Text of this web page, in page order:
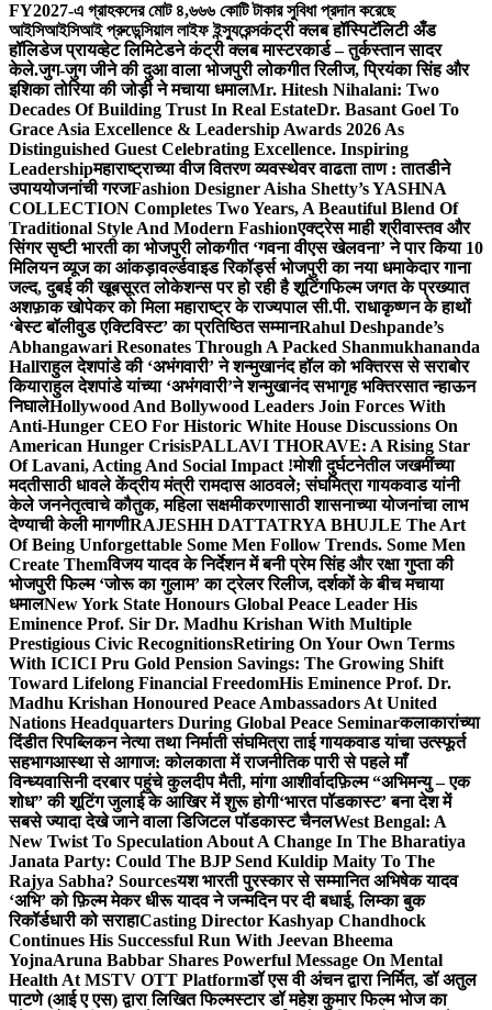
FY2027-এ গ্রাহকদের মোট ৪,৬৬৬ কোটি টাকার সুবিধা প্রদান করেছে
আইসিআইসিআই প্রুডেন্সিয়াল লাইফ ইন্স্যুরেন্সकंट्री क्लब हॉस्पिटॅलिटी अँड
हॉलिडेज प्रायव्हेट लिमिटेडने कंट्री क्लब मास्टरकार्ड – तुर्कस्तान सादर
केले.जुग-जुग जीने की दुआ वाला भोजपुरी लोकगीत रिलीज, प्रियंका सिंह और
इशिका तोरिया की जोड़ी ने मचाया धमालMr. Hitesh Nihalani: Two
Decades Of Building Trust In Real EstateDr. Basant Goel To
Grace Asia Excellence & Leadership Awards 2026 As
Distinguished Guest Celebrating Excellence. Inspiring
Leadershipमहाराष्ट्राच्या वीज वितरण व्यवस्थेवर वाढता ताण : तातडीने
उपाययोजनांची गरजFashion Designer Aisha Shetty’s YASHNA
COLLECTION Completes Two Years, A Beautiful Blend Of
Traditional Style And Modern Fashionएक्ट्रेस माही श्रीवास्तव और
सिंगर सृष्टी भारती का भोजपुरी लोकगीत ‘गवना वीएस खेलवना’ ने पार किया 10
मिलियन व्यूज का आंकड़ावर्ल्डवाइड रिकॉर्ड्स भोजपुरी का नया धमाकेदार गाना
जल्द, दुबई की खूबसूरत लोकेशन्स पर हो रही है शूटिंगफिल्म जगत के प्रख्यात
अशफ़ाक खोपेकर को मिला महाराष्ट्र के राज्यपाल सी.पी. राधाकृष्णन के हाथों
‘बेस्ट बॉलीवुड एक्टिविस्ट’ का प्रतिष्ठित सम्मानRahul Deshpande’s
Abhangawari Resonates Through A Packed Shanmukhananda
Hallराहुल देशपांडे की ‘अभंगवारी’ ने शन्मुखानंद हॉल को भक्तिरस से सराबोर
कियाराहुल देशपांडे यांच्या ‘अभंगवारी’ने शन्मुखानंद सभागृह भक्तिरसात न्हाऊन
निघालेHollywood And Bollywood Leaders Join Forces With
Anti-Hunger CEO For Historic White House Discussions On
American Hunger CrisisPALLAVI THORAVE: A Rising Star
Of Lavani, Acting And Social Impact !मोशी दुर्घटनेतील जखमींच्या
मदतीसाठी धावले केंद्रीय मंत्री रामदास आठवले; संघमित्रा गायकवाड यांनी
केले जननेतृत्वाचे कौतुक, महिला सक्षमीकरणासाठी शासनाच्या योजनांचा लाभ
देण्याची केली मागणीRAJESHH DATTATRYA BHUJLE The Art
Of Being Unforgettable Some Men Follow Trends. Some Men
Create Themविजय यादव के निर्देशन में बनी प्रेम सिंह और रक्षा गुप्ता की
भोजपुरी फिल्म ‘जोरू का गुलाम’ का ट्रेलर रिलीज, दर्शकों के बीच मचाया
धमालNew York State Honours Global Peace Leader His
Eminence Prof. Sir Dr. Madhu Krishan With Multiple
Prestigious Civic RecognitionsRetiring On Your Own Terms
With ICICI Pru Gold Pension Savings: The Growing Shift
Toward Lifelong Financial FreedomHis Eminence Prof. Dr.
Madhu Krishan Honoured Peace Ambassadors At United
Nations Headquarters During Global Peace Seminarकलाकारांच्या
दिंडीत रिपब्लिकन नेत्या तथा निर्माती संघमित्रा ताई गायकवाड यांचा उत्स्फूर्त
सहभागआस्था से आगाज: कोलकाता में राजनीतिक पारी से पहले माँ
विन्ध्यवासिनी दरबार पहुंचे कुलदीप मैती, मांगा आशीर्वादफ़िल्म “अभिमन्यु – एक
शोध” की शूटिंग जुलाई के आखिर में शुरू होगी‘भारत पॉडकास्ट’ बना देश में
सबसे ज्यादा देखे जाने वाला डिजिटल पॉडकास्ट चैनलWest Bengal: A
New Twist To Speculation About A Change In The Bharatiya
Janata Party: Could The BJP Send Kuldip Maity To The
Rajya Sabha? Sourcesयश भारती पुरस्कार से सम्मानित अभिषेक यादव
‘अभि’ को फ़िल्म मेकर धीरू यादव ने जन्मदिन पर दी बधाई, लिम्का बुक
रिकॉर्डधारी को सराहाCasting Director Kashyap Chandhock
Continues His Successful Run With Jeevan Bheema
YojnaAruna Babbar Shares Powerful Message On Mental
Health At MSTV OTT Platformडॉ एस वी अंचन द्वारा निर्मित, डॉ अतुल
पाटणे (आई ए एस) द्वारा लिखित फिल्मस्टार डॉ महेश कुमार फिल्म भोज का